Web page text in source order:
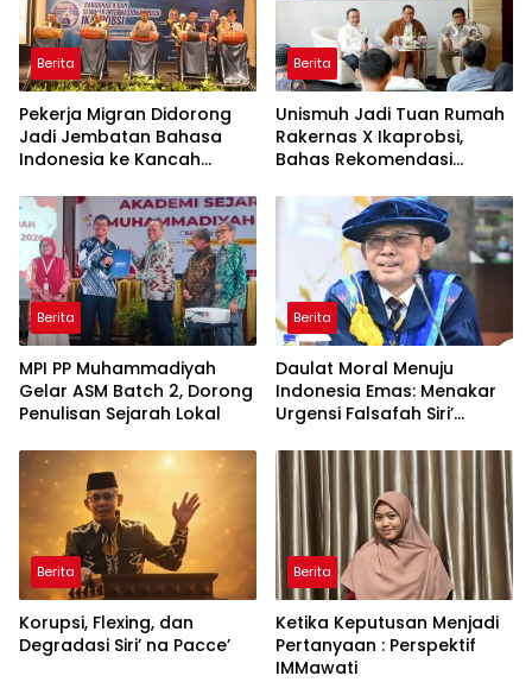
Berita
Pekerja Migran Didorong
Jadi Jembatan Bahasa
Indonesia ke Kancah
Berita
Unismuh Jadi Tuan Rumah
Rakernas X Ikaprobsi,
Bahas Rekomendasi
Indonesia di Tingkat
Global
Berita
MPI PP Muhammadiyah
Gelar ASM Batch 2, Dorong
Penulisan Sejarah Lokal
Berita
Daulat Moral Menuju
Indonesia Emas: Menakar
Urgensi Falsafah Siri’
Ancaman Kleptokrasi
Berita
Korupsi, Flexing, dan
Degradasi Siri’ na Pacce’
Berita
Ketika Keputusan Menjadi
Pertanyaan : Perspektif
IMMawati